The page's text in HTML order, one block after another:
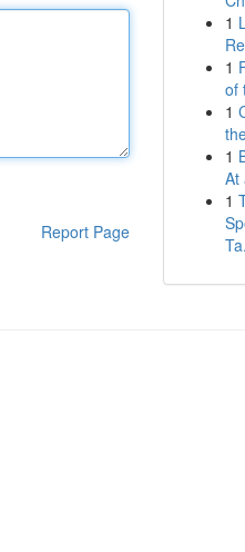
Report Page
1
1
of
1
1
At
1